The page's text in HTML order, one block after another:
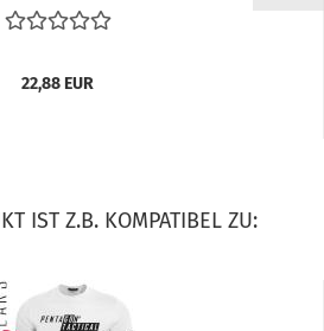
22,88 EUR
IST Z.B. KOMPATIBEL ZU: